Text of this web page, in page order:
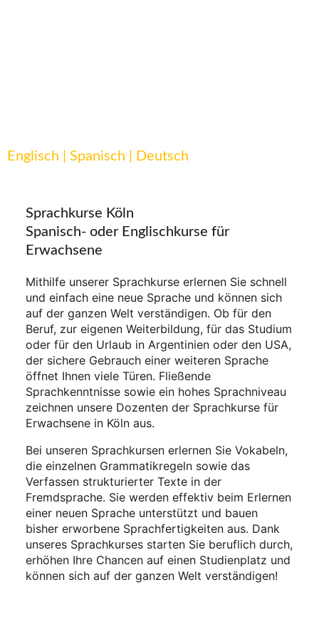
Englisch | Spanisch | Deutsch
Sprachkurse Köln
Spanisch- oder Englischkurse für
Erwachsene
Mithilfe unserer Sprachkurse erlernen Sie schnell
und einfach eine neue Sprache und können sich
auf der ganzen Welt verständigen. Ob für den
Beruf, zur eigenen Weiterbildung, für das Studium
oder für den Urlaub in Argentinien oder den USA,
der sichere Gebrauch einer weiteren Sprache
öffnet Ihnen viele Türen. Fließende
Sprachkenntnisse sowie ein hohes Sprachniveau
zeichnen unsere Dozenten der Sprachkurse für
Erwachsene in Köln aus.
Bei unseren Sprachkursen erlernen Sie Vokabeln,
die einzelnen Grammatikregeln sowie das
Verfassen strukturierter Texte in der
Fremdsprache. Sie werden effektiv beim Erlernen
einer neuen Sprache unterstützt und bauen
bisher erworbene Sprachfertigkeiten aus. Dank
unseres Sprachkurses starten Sie beruflich durch,
erhöhen Ihre Chancen auf einen Studienplatz und
können sich auf der ganzen Welt verständigen!